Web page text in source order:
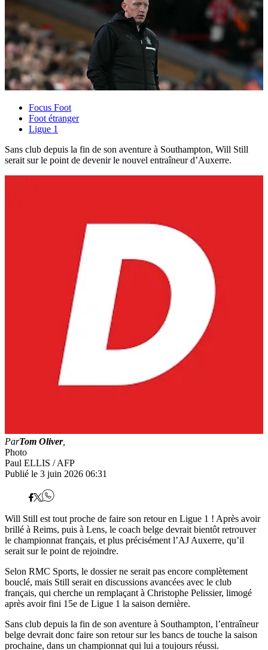
Focus Foot
Foot étranger
Ligue 1
Sans club depuis la fin de son aventure à Southampton, Will Still
serait sur le point de devenir le nouvel entraîneur d’Auxerre.
ParTom Oliver,
Photo
Paul ELLIS / AFP
Publié le 3 juin 2026 06:31
Will Still est tout proche de faire son retour en Ligue 1 ! Après avoir
brillé à Reims, puis à Lens, le coach belge devrait bientôt retrouver
le championnat français, et plus précisément l’AJ Auxerre, qu’il
serait sur le point de rejoindre.
Selon RMC Sports, le dossier ne serait pas encore complètement
bouclé, mais Still serait en discussions avancées avec le club
français, qui cherche un remplaçant à Christophe Pelissier, limogé
après avoir fini 15e de Ligue 1 la saison dernière.
Sans club depuis la fin de son aventure à Southampton, l’entraîneur
belge devrait donc faire son retour sur les bancs de touche la saison
prochaine, dans un championnat qui lui a toujours réussi.